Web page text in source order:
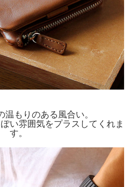
温もりのある風合い。
い雰囲気をプラスしてくれま
す。